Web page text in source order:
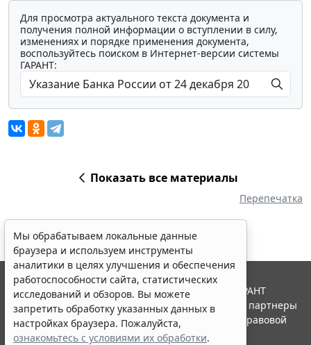
Для просмотра актуального текста документа и
получения полной информации о вступлении в силу,
изменениях и порядке применения документа,
воспользуйтесь поиском в Интернет-версии системы
ГАРАНТ:
Показать все материалы
Перепечатка
Мы обрабатываем локальные данные
браузера и используем инструменты
аналитики в целях улучшения и обеспечения
работоспособности сайта, статистических
исследований и обзоров. Вы можете
запретить обработку указанных данных в
настройках браузера. Пожалуйста,
ознакомьтесь с условиями их обработки.
© ООО "НПП "ГАРАНТ-СЕРВИС", 2026. Система ГАРАНТ
выпускается с 1990 года. Компания "Гарант" и ее партнеры
являются участниками Российской ассоциации правовой
информации ГАРАНТ.